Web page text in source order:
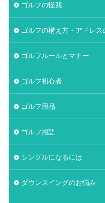
ゴルフの怪我
ゴルフの構え方・アドレス
ゴルフルールとマナー
ゴルフ初心者
ゴルフ用品
ゴルフ用語
シングルになるには
ダウンスイングのお悩み